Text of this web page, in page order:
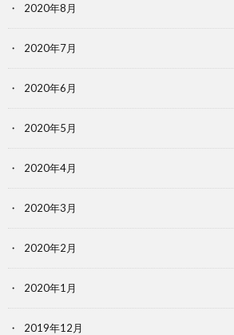
2020年8月
2020年7月
2020年6月
2020年5月
2020年4月
2020年3月
2020年2月
2020年1月
2019年12月